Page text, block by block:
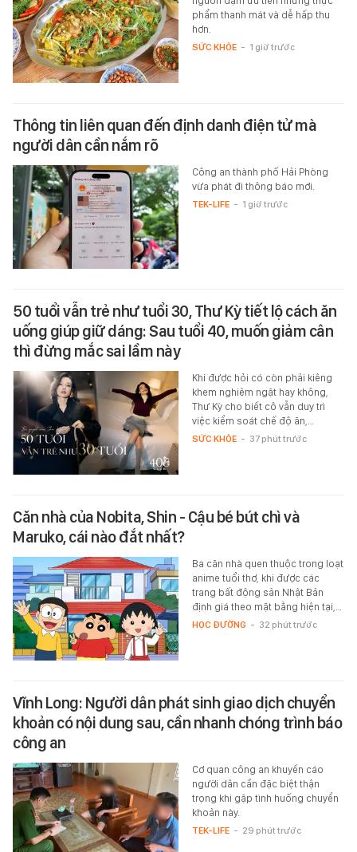
phẩm thanh mát và dễ hấp thu
hơn.
SỨC KHỎE - 1 giờ trước
Thông tin liên quan đến định danh điện tử mà
người dân cần nắm rõ
Công an thành phố Hải Phòng
vừa phát đi thông báo mới.
TEK-LIFE - 1 giờ trước
50 tuổi vẫn trẻ như tuổi 30, Thư Kỳ tiết lộ cách ăn
uống giúp giữ dáng: Sau tuổi 40, muốn giảm cân
thì đừng mắc sai lầm này
Khi được hỏi có còn phải kiêng
khem nghiêm ngặt hay không,
Thư Kỳ cho biết cô vẫn duy trì
việc kiểm soát chế độ ăn,…
SỨC KHỎE - 37 phút trước
Căn nhà của Nobita, Shin - Cậu bé bút chì và
Maruko, cái nào đắt nhất?
Ba căn nhà quen thuộc trong loạt
anime tuổi thơ, khi được các
trang bất động sản Nhật Bản
định giá theo mặt bằng hiện tại,…
HỌC ĐƯỜNG - 32 phút trước
Vĩnh Long: Người dân phát sinh giao dịch chuyển
khoản có nội dung sau, cần nhanh chóng trình báo
công an
Cơ quan công an khuyến cáo
người dân cần đặc biệt thận
trọng khi gặp tình huống chuyển
khoản này.
TEK-LIFE - 29 phút trước